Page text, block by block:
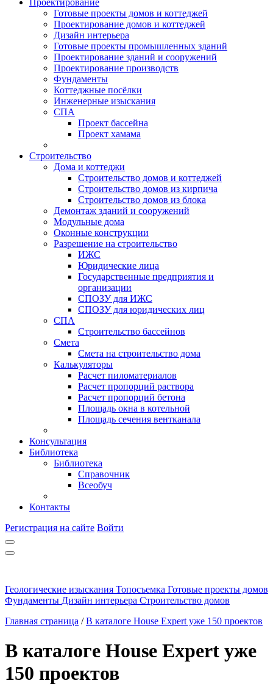
Проектирование
Готовые проекты домов и коттеджей
Проектирование домов и коттеджей
Дизайн интерьера
Готовые проекты промышленных зданий
Проектирование зданий и сооружений
Проектирование производств
Фундаменты
Коттеджные посёлки
Инженерные изыскания
СПА
Проект бассейна
Проект хамама
Строительство
Дома и коттеджи
Строительство домов и коттеджей
Строительство домов из кирпича
Строительство домов из блока
Демонтаж зданий и сооружений
Модульные дома
Оконные конструкции
Разрешение на строительство
ИЖС
Юридические лица
Государственные предприятия и
организации
СПОЗУ для ИЖС
СПОЗУ для юридических лиц
СПА
Строительство бассейнов
Смета
Смета на строительство дома
Калькуляторы
Расчет пиломатериалов
Расчет пропорций раствора
Расчет пропорций бетона
Площадь окна в котельной
Площадь сечения вентканала
Консультация
Библиотека
Библиотека
Справочник
Всеобуч
Контакты
Регистрация на сайте Войти
Геологические изыскания Топосъемка Готовые проекты домов
Фундаменты Дизайн интерьера Строительство домов
Главная страница / В каталоге House Expert уже 150 проектов
В каталоге House Expert уже
150 проектов